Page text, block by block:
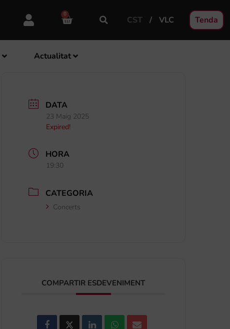
0
CST VLC Tenda
Actualitat
DATA
23 Maig 2025
Expired!
HORA
19:30
CATEGORIA
Concerts
COMPARTIR ESDEVENIMENT